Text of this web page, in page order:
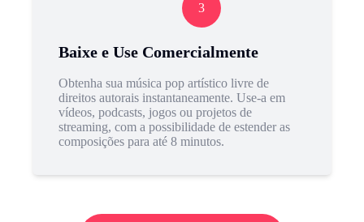
3
Baixe e Use Comercialmente
Obtenha sua música pop artístico livre de
direitos autorais instantaneamente. Use-a em
vídeos, podcasts, jogos ou projetos de
streaming, com a possibilidade de estender as
composições para até 8 minutos.